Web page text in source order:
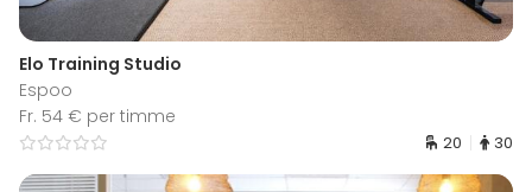
Elo Training Studio
Espoo
Fr. 54 € per timme
20 30